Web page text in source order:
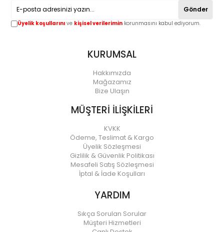
Gönder
Üyelik koşullarını ve kişisel verilerimin korunmasını kabul ediyorum.
KURUMSAL
Hakkımızda
Mağazamız
Bize Ulaşın
MÜŞTERİ İLİŞKİLERİ
KVKK
Ödeme, Teslimat & Kargo
Üyelik Sözleşmesi
Gizlilik & Güvenlik Politikası
Mesafeli Satış Sözleşmesi
İptal & İade Koşulları
YARDIM
Sıkça Sorulan Sorular
Müşteri Hizmetleri